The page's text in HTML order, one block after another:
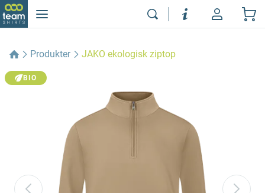
Produkter JAKO ekologisk ziptop
BIO